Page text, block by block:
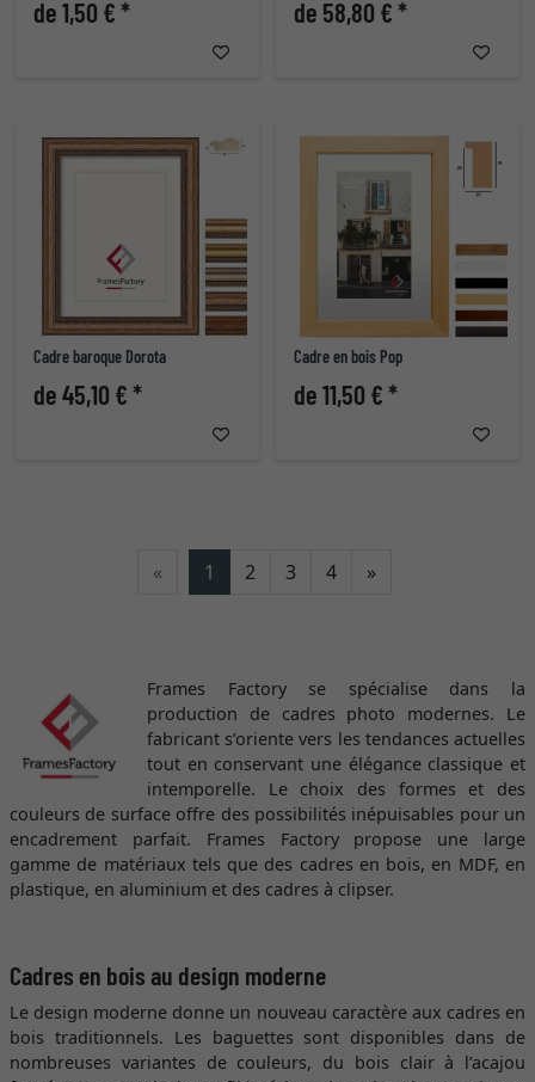
de 1,50 € * de 58,80 € *
Cadre baroque Dorota
de 45,10 € *
Cadre en bois Pop
de 11,50 € *
« 1 2 3 4 »Continuer
Frames Factory se spécialise dans la
production de cadres photo modernes. Le
fabricant s’oriente vers les tendances actuelles
tout en conservant une élégance classique et
intemporelle. Le choix des formes et des
couleurs de surface offre des possibilités inépuisables pour un
encadrement parfait. Frames Factory propose une large
gamme de matériaux tels que des cadres en bois, en MDF, en
plastique, en aluminium et des cadres à clipser.
Cadres en bois au design moderne
Le design moderne donne un nouveau caractère aux cadres en
bois traditionnels. Les baguettes sont disponibles dans de
nombreuses variantes de couleurs, du bois clair à l’acajou